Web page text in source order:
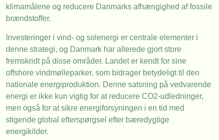
klimamålene og reducere Danmarks afhængighed af fossile
brændstoffer.
Investeringer i vind- og solenergi er centrale elementer i
denne strategi, og Danmark har allerede gjort store
fremskridt på disse områder. Landet er kendt for sine
offshore vindmølleparker, som bidrager betydeligt til den
nationale energiproduktion. Denne satsning på vedvarende
energi er ikke kun vigtig for at reducere CO2-udledninger,
men også for at sikre energiforsyningen i en tid med
stigende global efterspørgsel efter bæredygtige
energikilder.